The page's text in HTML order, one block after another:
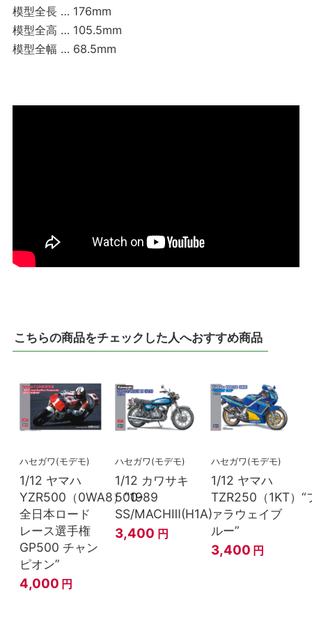
模型全長 … 176mm
模型全高 … 105.5mm
模型全幅 … 68.5mm
こちらの商品をチェックした人へおすすめ商品
ハセガワ(モデモ)
1/12 ヤマハ
YZR500（0WA8）“1989
全日本ロード
レース選手権
GP500 チャン
ピオン”
4,000 円
ハセガワ(モデモ)
1/12 カワサキ
500-
SS/MACHⅢ(H1A)
3,400 円
ハセガワ(モデモ)
1/12 ヤマハ
TZR250（1KT）“
ァラウェイブ
ルー”
3,400 円